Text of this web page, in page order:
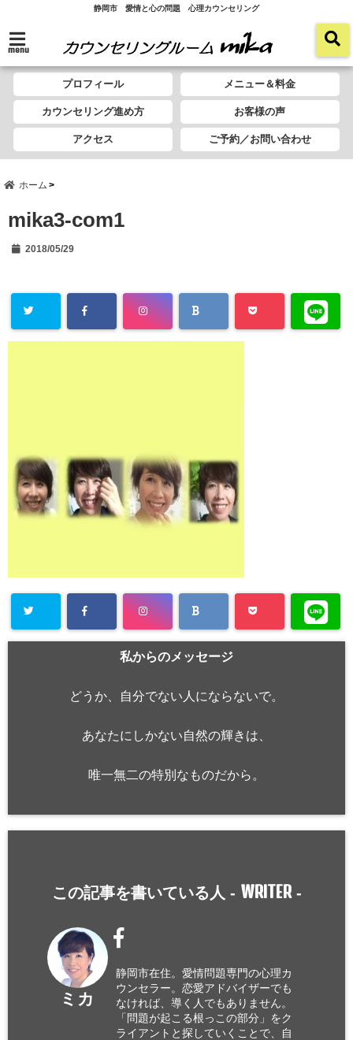
静岡市 愛情と心の問題 心理カウンセリング
menu
プロフィール メニュー＆料金
カウンセリング進め方 お客様の声
アクセス ご予約／お問い合わせ
ホーム
mika3-com1
2018/05/29
私からのメッセージ
どうか、自分でない人にならないで。
あなたにしかない自然の輝きは、
唯一無二の特別なものだから。
この記事を書いている人 - WRITER-
ミカ
静岡市在住。愛情問題専門の心理カ
ウンセラー。恋愛アドバイザーでも
なければ、導く人でもありません。
「問題が起こる根っこの部分」をク
ライアントと探していくことで、自